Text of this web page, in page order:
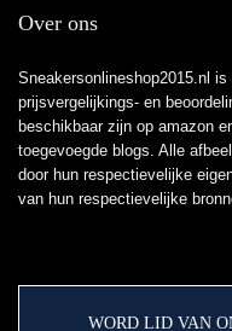
Over ons
Sneakersonlineshop2015.nl
prijsvergelijkings- en
beschikbaar zijn op amazon
toegevoegde blogs. Alle
door hun respectievelijke
van hun respectievelijke
WORD LID VAN